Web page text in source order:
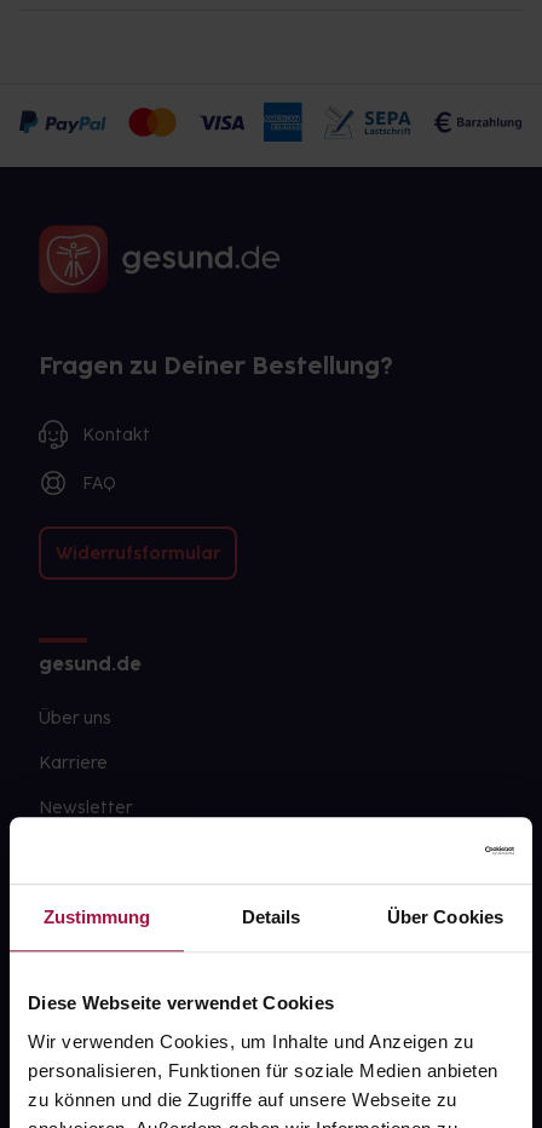
Zustimmung Details Über Cookies
Diese Webseite verwendet Cookies
Wir verwenden Cookies, um Inhalte und Anzeigen zu
personalisieren, Funktionen für soziale Medien anbieten
zu können und die Zugriffe auf unsere Webseite zu
Fragen zu Deiner Bestellung?
Kontakt
FAQ
Widerrufsformular
gesund.de
Über uns
Karriere
Newsletter
Datenschutz
AGB
Impressum